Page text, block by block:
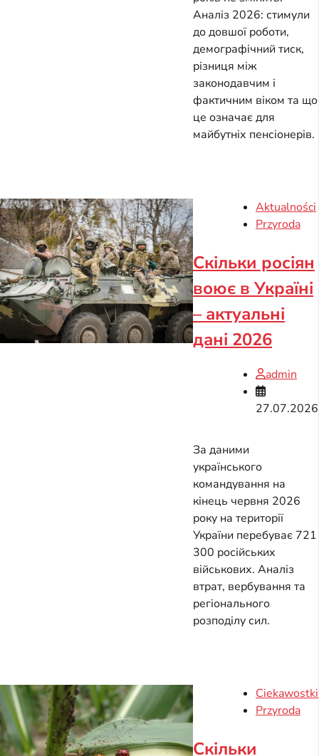
Аналіз 2026: стимули
до довшої роботи,
демографічний тиск,
різниця між
законодавчим і
фактичним віком та що
це означає для
майбутніх пенсіонерів.
Aktualności
Przyroda
Скільки росіян
воює в Україні
– актуальні
дані 2026
admin
27.07.2026
За даними
українського
командування на
кінець червня 2026
року на території
України перебуває 721
300 російських
військових. Аналіз
втрат, вербування та
регіонального
розподілу сил.
Ciekawostki
Przyroda
Скільки